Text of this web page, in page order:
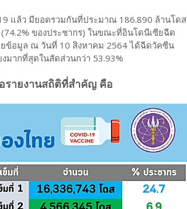
แล้ว มียอดรวมกันที่ประมาณ 186.890 ล้านโดส
ของประชากร) ในขณะที่อินโดนีเซียฉีด
ข้อมูล ณ วันที่ 10 สิงหาคม 2564 ได้ฉีดวัคซีน
มากที่สุดในสัดส่วนกว่า 53.93%
รายงานสถิติที่สำคัญ คือ